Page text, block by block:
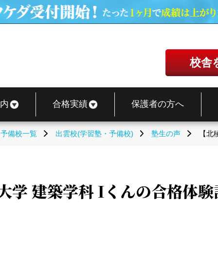
校舎
合格実績 保護者の方へ
備校一覧 出雲校(学習塾・予備校) 塾生の声 【
学 建築学科 Iくんの合格体験